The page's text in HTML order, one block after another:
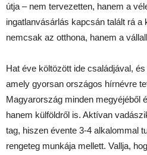
útja – nem tervezetten, hanem a
ingatlanvásárlás kapcsán talált rá
nemcsak az otthona, hanem a
Hat éve költözött ide családjával,
amely gyorsan országos hírnévre
Magyarország minden megyéjéből
hanem külföldről is. Aktívan
tag, hiszen évente 3-4 alkalommal
rengeteg munkája mellett. Vallja,